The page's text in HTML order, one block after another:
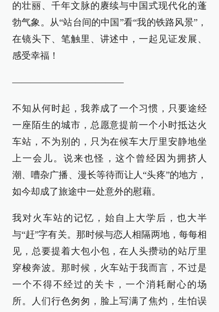
的壮丽、千年文脉的赓续与中国式现代化的蓬
勃气象。从“站台间的中国”看“我的铁路风景”，
在镜头下、笔触里、讲述中，一起见证发展、
感受幸福！
————————————
不知从何时起，我养成了一个习惯，只要途经
一座陌生的城市，总愿意提前一个小时抵达火
车站，不为别的，只为在候车大厅里安静地坐
上一会儿。说来也怪，这个曾经因为拥挤人
潮、嘈杂广播、漫长等待而让人“头疼”的地方，
如今却成了旅途中一处意外的慰藉。
我对火车站的记忆，始自上大学后，也大半
与“赶”字有关。那时候与恋人相隔两地，每每相
见，总要提着大包小包，在人头攒动的站厅里
穿梭奔波。那时候，火车站于我而言，不过是
一个不得不经过的关卡，一个消耗耐心的场
所。人们行色匆匆，脸上写满了焦灼，生怕误